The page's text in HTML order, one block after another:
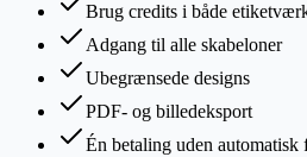
Brug credits i både
Adgang til alle skabeloner
Ubegrænsede designs
PDF- og billedeksport
Én betaling uden automatisk